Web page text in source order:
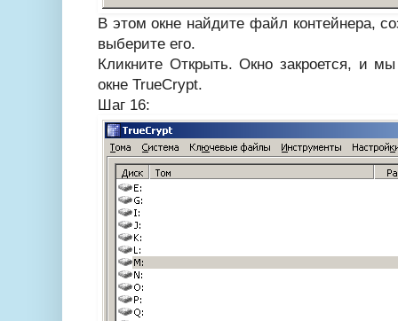
В этом окне найдите файл контейнера,
выберите его.
Кликните Открыть. Окно закроется, и
окне TrueCrypt.
Шаг 16: